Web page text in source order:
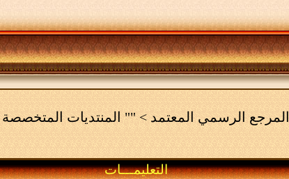
المرجع الرسمي المعتمد > "" المنتديات
التعليمـــات